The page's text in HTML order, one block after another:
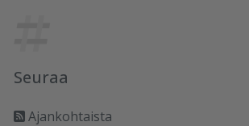
Seuraa
Ajankohtaista